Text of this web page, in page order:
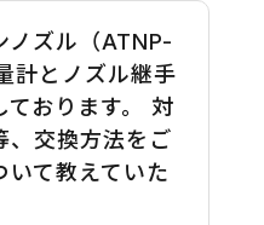
ノズル（ATNP-
計とノズル継手
ております。 対
、交換方法をご
いて教えていた